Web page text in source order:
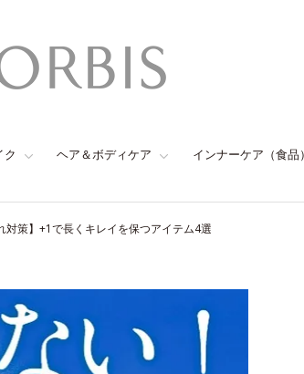
ク ヘア＆ボディケア インナーケア（食品）
対策】+1で長くキレイを保つアイテム4選